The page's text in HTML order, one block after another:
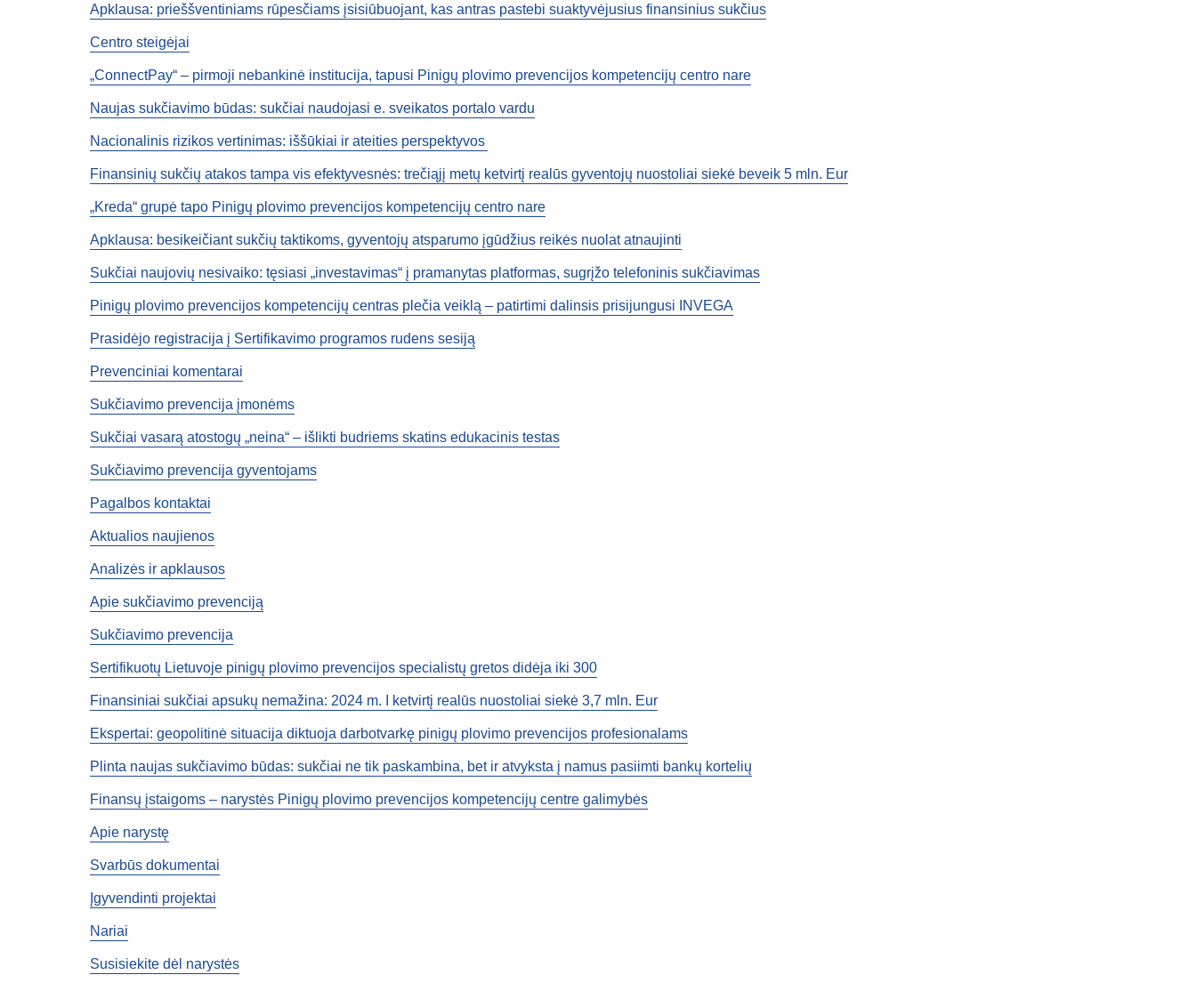
Apklausa: prieššventiniams rūpesčiams įsisiūbuojant, kas antras pastebi suaktyvėjusius finansinius sukčius
Centro steigėjai
„ConnectPay“ – pirmoji nebankinė institucija, tapusi Pinigų plovimo prevencijos kompetencijų centro nare
Naujas sukčiavimo būdas: sukčiai naudojasi e. sveikatos portalo vardu
Nacionalinis rizikos vertinimas: iššūkiai ir ateities perspektyvos
Finansinių sukčių atakos tampa vis efektyvesnės: trečiąjį metų ketvirtį realūs gyventojų nuostoliai siekė beveik 5 mln. Eur
„Kreda“ grupė tapo Pinigų plovimo prevencijos kompetencijų centro nare
Apklausa: besikeičiant sukčių taktikoms, gyventojų atsparumo įgūdžius reikės nuolat atnaujinti
Sukčiai naujovių nesivaiko: tęsiasi „investavimas“ į pramanytas platformas, sugrįžo telefoninis sukčiavimas
Pinigų plovimo prevencijos kompetencijų centras plečia veiklą – patirtimi dalinsis prisijungusi INVEGA
Prasidėjo registracija į Sertifikavimo programos rudens sesiją
Prevenciniai komentarai
Sukčiavimo prevencija įmonėms
Sukčiai vasarą atostogų „neina“ – išlikti budriems skatins edukacinis testas
Sukčiavimo prevencija gyventojams
Pagalbos kontaktai
Aktualios naujienos
Analizės ir apklausos
Apie sukčiavimo prevenciją
Sukčiavimo prevencija
Sertifikuotų Lietuvoje pinigų plovimo prevencijos specialistų gretos didėja iki 300
Finansiniai sukčiai apsukų nemažina: 2024 m. I ketvirtį realūs nuostoliai siekė 3,7 mln. Eur
Ekspertai: geopolitinė situacija diktuoja darbotvarkę pinigų plovimo prevencijos profesionalams
Plinta naujas sukčiavimo būdas: sukčiai ne tik paskambina, bet ir atvyksta į namus pasiimti bankų kortelių
Finansų įstaigoms – narystės Pinigų plovimo prevencijos kompetencijų centre galimybės
Apie narystę
Svarbūs dokumentai
Įgyvendinti projektai
Nariai
Susisiekite dėl narystės